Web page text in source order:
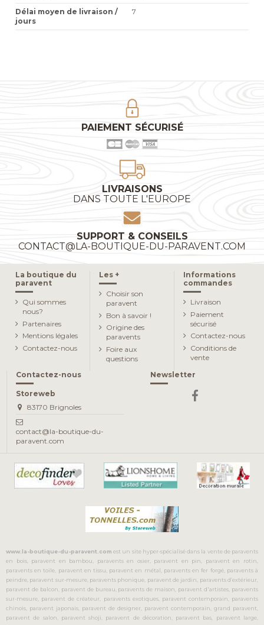
Délai moyen de livraison /
jours
7
PAIEMENT SÉCURISÉ
LIVRAISONS
DANS TOUTE L'EUROPE
SUPPORT & CONSEILS
CONTACT@LA-BOUTIQUE-DU-PARAVENT.COM
La boutique du
paravent
Qui sommes
nous?
Partenaires
Mentions légales
Contactez-nous
Les +
Choisir son
paravent
Bon à savoir !
Origine des
paravents
Foire aux
questions
Informations
commandes
Livraison
Paiement
sécurisé
Contactez-nous
Conditions de
vente
Contactez-nous
Storeweb
83170 Brignoles
contact@la-boutique-du-
paravent.com
Newsletter
www.la-boutique-du-paravent.com est un site hyper-spécialisé dans la vente de paravents
en bois, paravent en bambou, paravents en osier, paravent en pin, paravent en rotin,
paravents en toile, paravent en tissu, paravent en métal, paravents en fer forgé, paravents à
peindre, paravent sur-mesure, paravents phonique, paravent de jardin, paravents d’extérieur,
paravent de balcon, paravent de bureau, paravents de maison, paravent d'artistes, paravents
sur-mesure, paravent de créateur, paravents exotiques, paravent contemporain, paravents
chinois, paravent japonais, paravent de designer, paravent contemporain, grand paravent,
paravent de salon, paravent shoji, paravent de décoration, paravent bas, paravent large,